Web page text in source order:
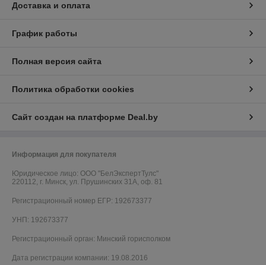
Доставка и оплата
График работы
Полная версия сайта
Политика обработки cookies
Сайт создан на платформе Deal.by
Информация для покупателя
Юридическое лицо: ООО "БелЭкспертТулс"
220112, г. Минск, ул. Прушинских 31А, оф. 81
Регистрационный номер ЕГР: 192673377
УНП: 192673377
Регистрационный орган: Минский горисполком
Дата регистрации компании: 19.08.2016